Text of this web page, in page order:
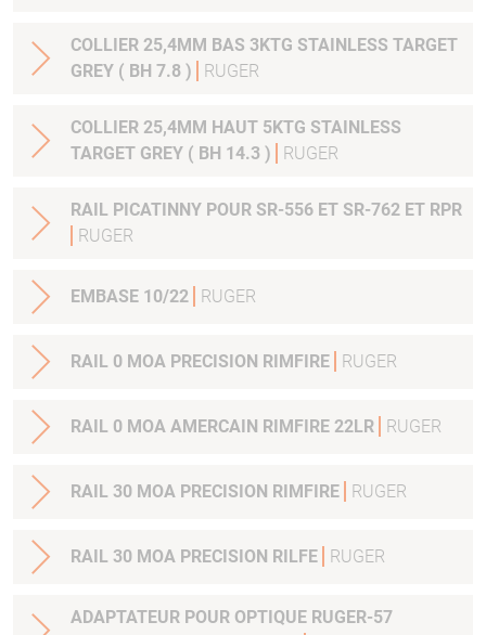
COLLIER 25,4MM BAS 3KTG STAINLESS TARGET
GREY ( BH 7.8 )
RUGER
COLLIER 25,4MM HAUT 5KTG STAINLESS
TARGET GREY ( BH 14.3 )
RUGER
RAIL PICATINNY POUR SR-556 ET SR-762 ET RPR
RUGER
EMBASE 10/22 RUGER
RAIL 0 MOA PRECISION RIMFIRE RUGER
RAIL 0 MOA AMERCAIN RIMFIRE 22LR RUGER
RAIL 30 MOA PRECISION RIMFIRE RUGER
RAIL 30 MOA PRECISION RILFE RUGER
ADAPTATEUR POUR OPTIQUE RUGER-57